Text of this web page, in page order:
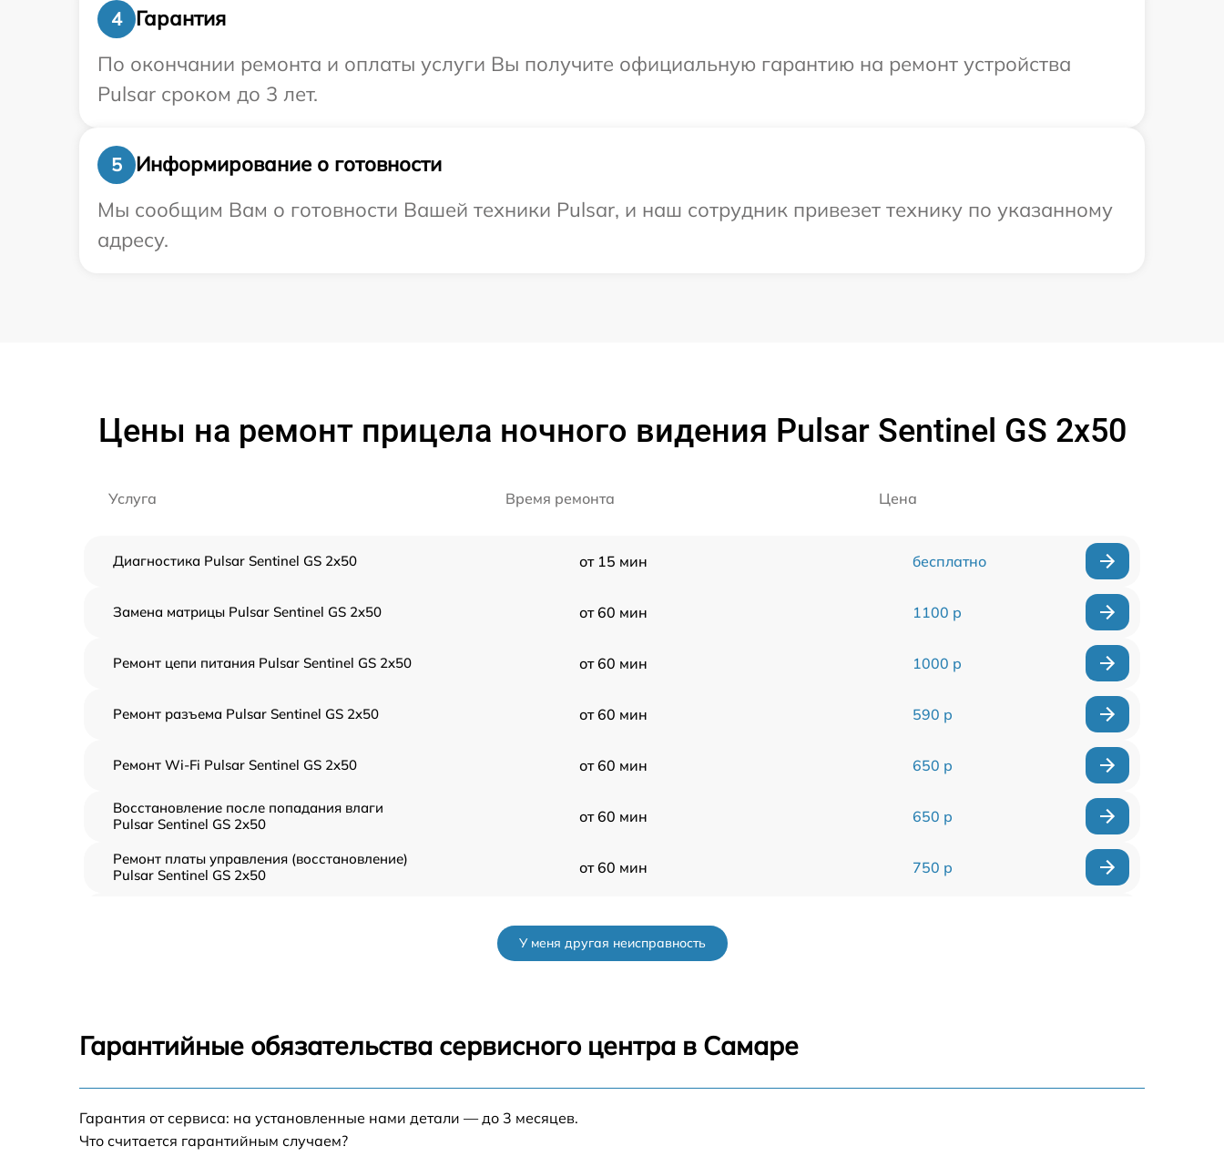
4
Гарантия
По окончании ремонта и оплаты услуги Вы получите официальную гарантию на ремонт устройства
Pulsar сроком до 3 лет.
5
Информирование о готовности
Мы сообщим Вам о готовности Вашей техники Pulsar, и наш сотрудник привезет технику по указанному
адресу.
Цены на ремонт прицела ночного видения Pulsar Sentinel GS 2x50
Услуга Время ремонта Цена
Диагностика Pulsar Sentinel GS 2x50 от 15 мин бесплатно
Замена матрицы Pulsar Sentinel GS 2x50 от 60 мин 1100 р
Ремонт цепи питания Pulsar Sentinel GS 2x50 от 60 мин 1000 р
Ремонт разъема Pulsar Sentinel GS 2x50 от 60 мин 590 р
Ремонт Wi-Fi Pulsar Sentinel GS 2x50 от 60 мин 650 р
Восстановление после попадания влаги
Pulsar Sentinel GS 2x50
от 60 мин 650 р
Ремонт платы управления (восстановление)
Pulsar Sentinel GS 2x50
от 60 мин 750 р
Замена процессора Pulsar Sentinel GS 2x50
У меня другая неисправность
Гарантийные обязательства сервисного центра в Самаре
Гарантия от сервиса: на установленные нами детали — до 3 месяцев.
Что считается гарантийным случаем?